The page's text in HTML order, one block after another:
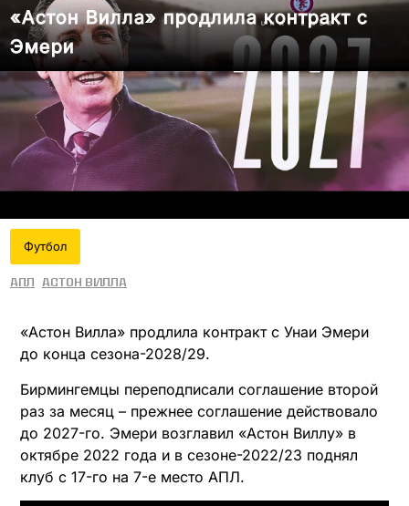
«Астон Вилла» продлила контракт с
Эмери
Футбол
АПЛ Астон Вилла
«Астон Вилла» продлила контракт с Унаи Эмери
до конца сезона-2028/29.
Бирмингемцы переподписали соглашение второй
раз за месяц – прежнее соглашение действовало
до 2027-го. Эмери возглавил «Астон Виллу» в
октябре 2022 года и в сезоне-2022/23 поднял
клуб с 17-го на 7-е место АПЛ.